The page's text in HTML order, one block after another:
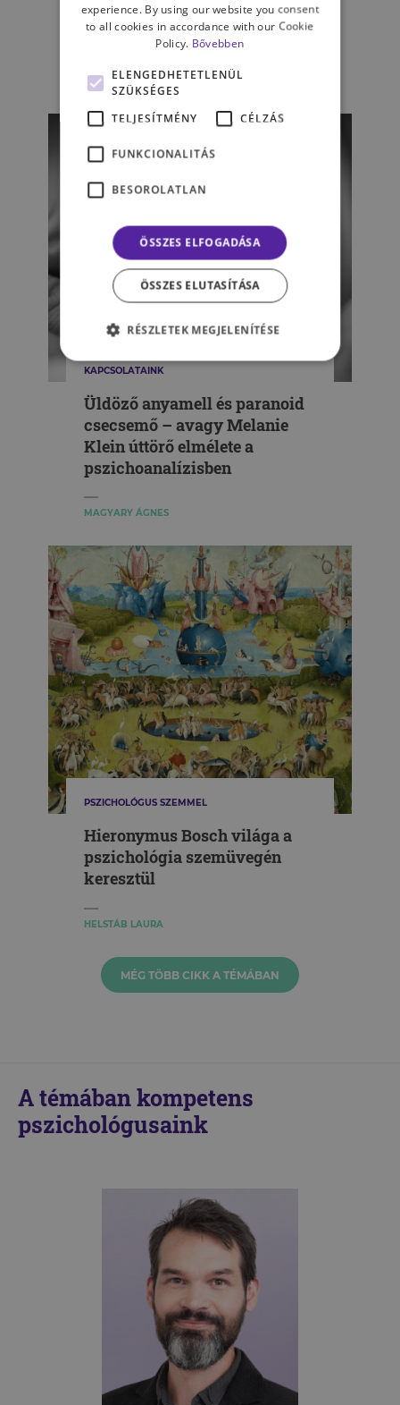
mindig biztos esztéta –
Ferenczi Sándor és a Nyugat
MÁDAI NÁNDOR
KAPCSOLATAINK
Üldöző anyamell és paranoid
csecsemő – avagy Melanie
Klein úttörő elmélete a
pszichoanalízisben
MAGYARY ÁGNES
PSZICHOLÓGUS SZEMMEL
Hieronymus Bosch világa a
pszichológia szemüvegén
keresztül
HELSTÁB LAURA
MÉG TÖBB CIKK A TÉMÁBAN
A témában kompetens
pszichológusaink
experience. By using our website you consent
to all cookies in accordance with our Cookie
Policy. Bővebben
ELENGEDHETETLENÜL
SZÜKSÉGES
TELJESÍTMÉNY
CÉLZÁS
FUNKCIONALITÁS
BESOROLATLAN
ÖSSZES ELFOGADÁSA
ÖSSZES ELUTASÍTÁSA
RÉSZLETEK MEGJELENÍTÉSE